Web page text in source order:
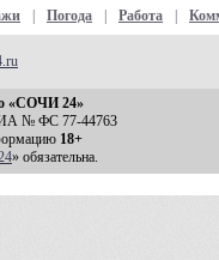
Погода Работа
«СОЧИ 24»
№ ФС 77-44763
18+
» обязательна.